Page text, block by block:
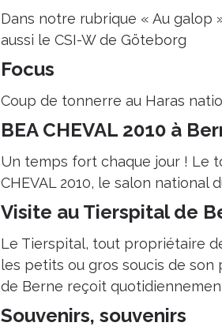
Dans notre rubrique « Au galop
aussi le CSI-W de Göteborg
Focus
Coup de tonnerre au Haras
BEA CHEVAL 2010 à
Un temps fort chaque jour ! Le
CHEVAL 2010, le salon national
Visite au Tierspital de
Le Tierspital, tout propriétaire
les petits ou gros soucis de son
de Berne reçoit
Souvenirs, souvenirs